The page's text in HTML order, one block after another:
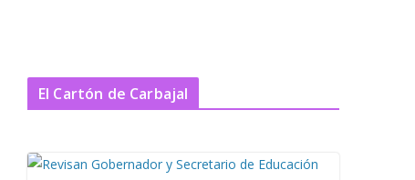
El Cartón de Carbajal